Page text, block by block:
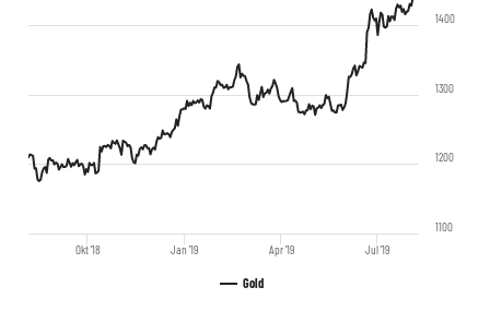
Gold
Jan '19 Jul '19
Okt '18 Apr '19
1100
1200
1300
1400